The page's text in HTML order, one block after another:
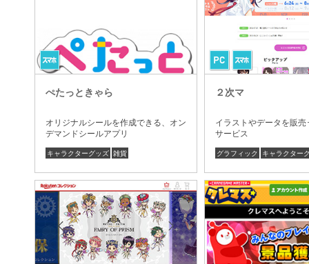
ぺたっときゃら
オリジナルシールを作成できる、オン
デマンドシールアプリ
キャラクターグッズ 雑貨
２次マ
イラストやデータを販売
サービス
グラフィック キャラクター